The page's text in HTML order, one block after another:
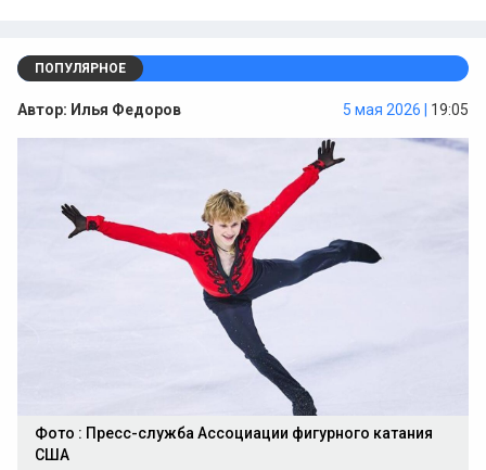
ПОПУЛЯРНОЕ
Автор: Илья Федоров 5 мая 2026 | 19:05
Фото : Пресс-служба Ассоциации фигурного катания
США